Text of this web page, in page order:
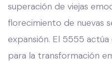
superación de viejas
florecimiento de nuevas
expansión. El 5555
para la transformación